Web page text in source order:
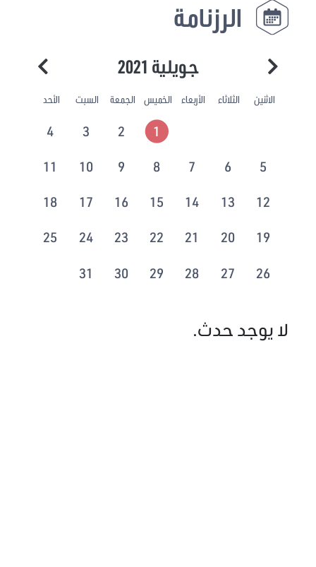
الرزنامة
جويلية 2021
الاثنين الثلاثاء الأربعاء الخميس الجمعة السبت الأحد
1
2
3
4
5
6
7
8
9
10
11
12
13
14
15
16
17
18
19
20
21
22
23
24
25
26
27
28
29
30
31
لا يوجد حدث.